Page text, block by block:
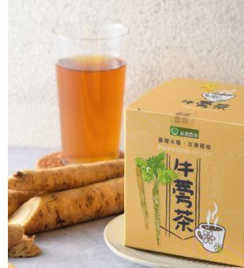
５．嚴禁一人註冊多個帳號或使用他人資訊註冊。若
恩沛科技股份有限公司將有權停止該用戶之使用額度
每筆NT$80，滿NT$290(含以上)免運費